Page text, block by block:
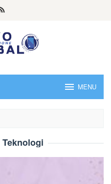
MENU
Teknologi